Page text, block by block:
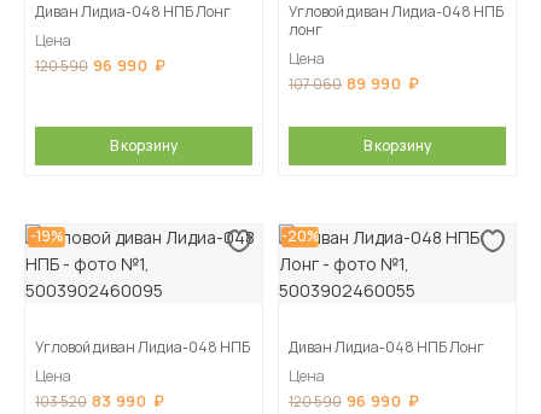
Диван Лидиа-048 НПБ Лонг
Цена
120 590 96 990
В корзину
Угловой диван Лидиа-048 НПБ
лонг
Цена
107 060 89 990
В корзину
-19%
Угловой диван Лидиа-048 НПБ
Цена
103 520 83 990
-20%
Диван Лидиа-048 НПБ Лонг
Цена
120 590 96 990